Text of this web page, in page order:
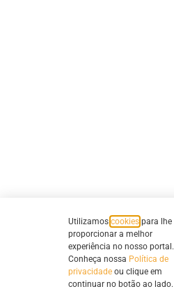
Utilizamos cookies para lhe
proporcionar a melhor
experiência no nosso portal.
Conheça nossa Política de
privacidade ou clique em
continuar no botão ao lado.